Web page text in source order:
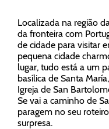
Localizada na região
da fronteira com
de cidade para visitar
pequena cidade
lugar, tudo está a um
basílica de Santa
Igreja de San
Se vai a caminho de
paragem no seu
surpresa.